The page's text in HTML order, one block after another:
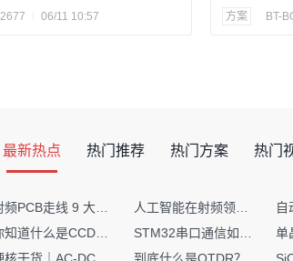
2677 06/11 10:57 方案 BT-
最新热点 热门推荐 热门方案 热门